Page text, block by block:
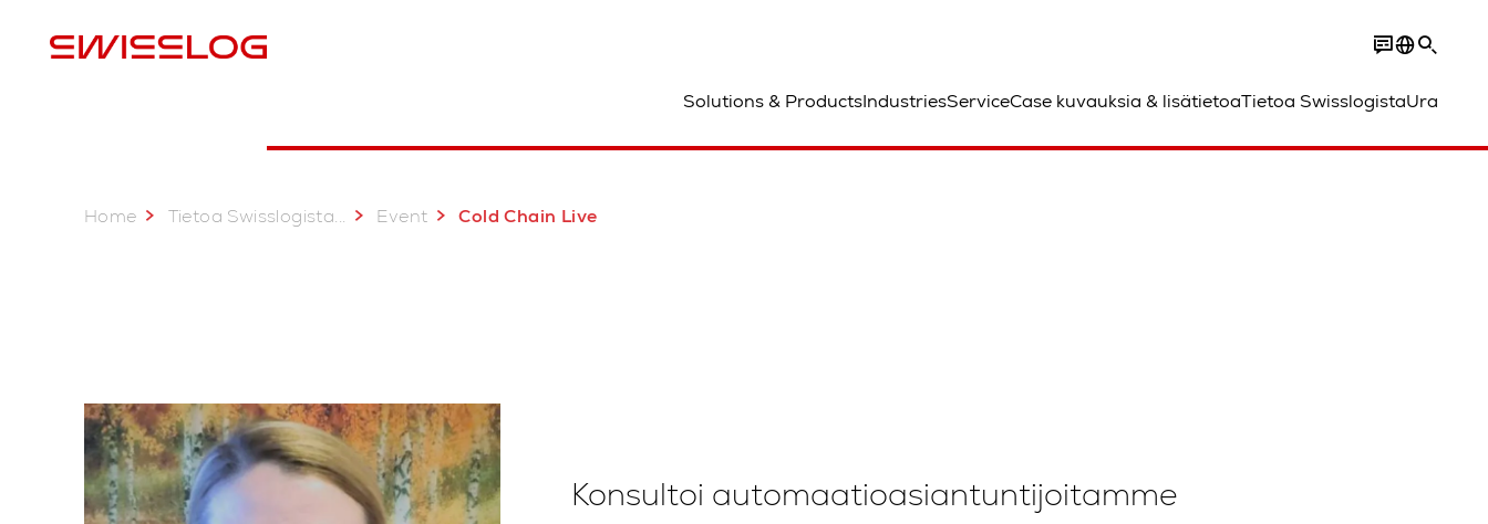
Solutions & ProductsIndustriesServiceCase kuvauksia & lisätietoaTietoa SwisslogistaUra
Home Tietoa Swisslogista... Event Cold Chain Live
Konsultoi automaatioasiantuntijoitamme